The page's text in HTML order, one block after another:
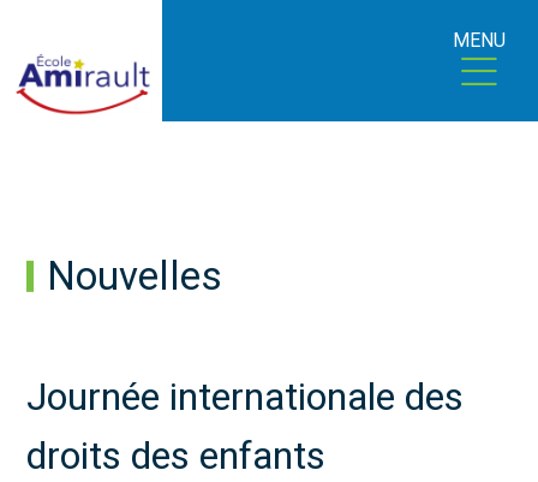
MENU
Nouvelles
Journée internationale des
droits des enfants